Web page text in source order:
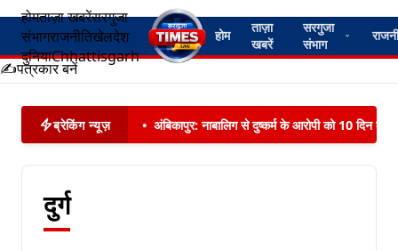
होमताज़ा खबरेंसरगुजा
संभागराजनीतिखेलदेश
दुनियाChhattisgarh
होम
ताज़ा
खबरें
सरगुजा
संभाग
✍️पत्रकार बनें
ब्रेकिंग न्यूज़ • अंबिकापुर: नाबालिग से दुष्कर्म के आरोपी को 10 दिन बाद
दुर्ग